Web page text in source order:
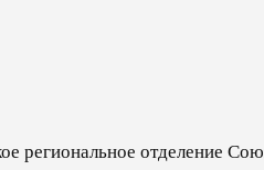
региональное отделение